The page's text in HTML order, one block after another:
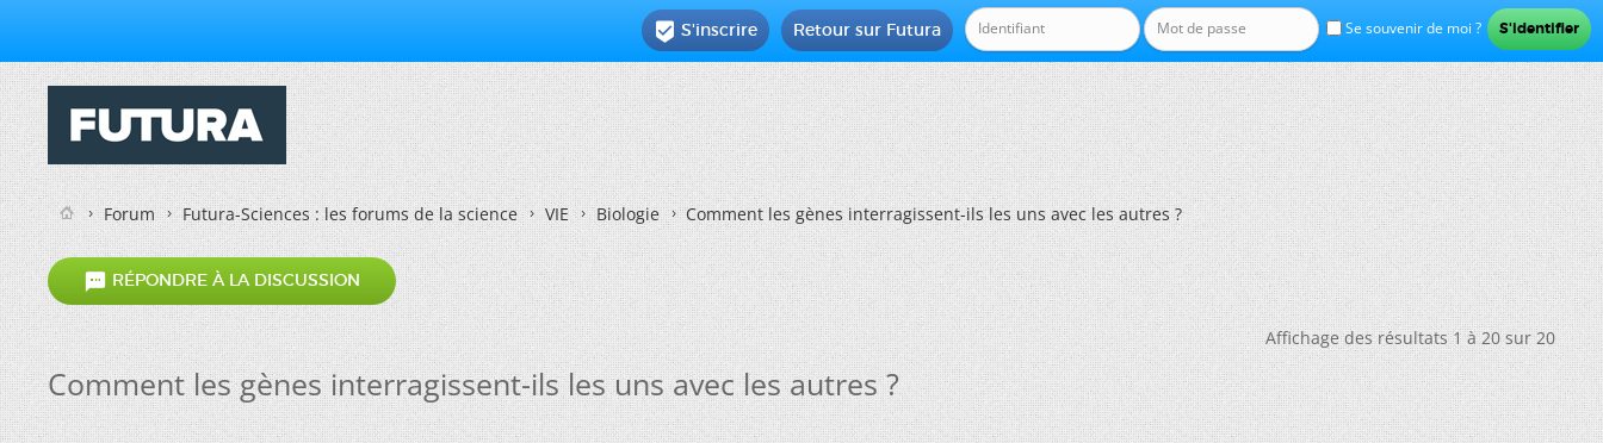
Se souvenir de moi ?
Retour sur Futura
 S'inscrire
Forum Futura-Sciences : les forums de la science VIE Biologie Comment les gènes interragissent-ils les uns avec les autres ?
 RÉPONDRE À LA DISCUSSION
Affichage des résultats 1 à 20 sur 20
Comment les gènes interragissent-ils les uns avec les autres ?